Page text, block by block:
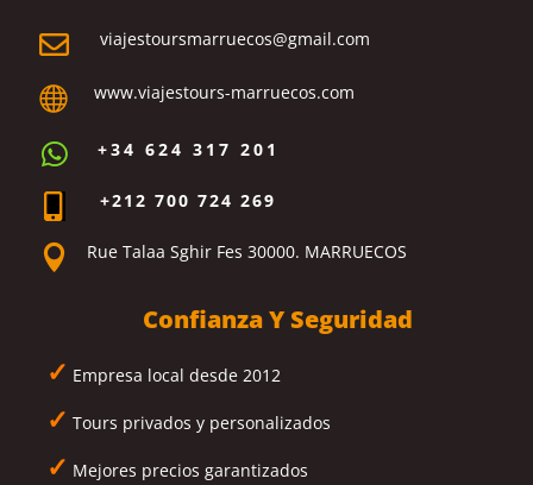
 viajestoursmarruecos@gmail.com
 www.viajestours-marruecos.com
 +34 624 317 201
+212 700 724 269
 Rue Talaa Sghir Fes 30000. MARRUECOS
Confianza Y Seguridad
✓ Empresa local desde 2012
✓ Tours privados y personalizados
✓ Mejores precios garantizados